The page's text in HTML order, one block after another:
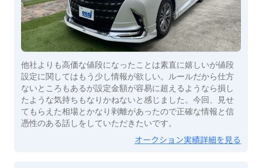
他社よりも高価な値段になったことは素直に嬉しいが値段
設定に関してはもう少し情報が欲しい。ルールだから仕方
ないところもあるが設定金額が容易に超えるようなら損し
たような気持ちもなりかねないと感じました。今回、見せ
てもらえた相場とかなり剥離があったので正確な情報と信
憑性のある話しをしていただきたいです。
オークション実績詳細を見る